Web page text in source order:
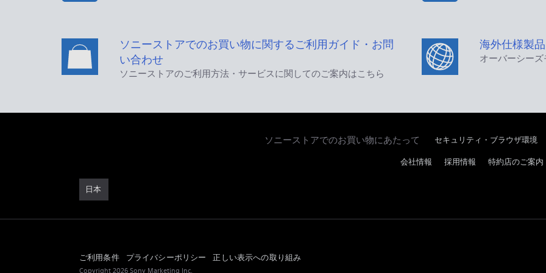
ソニーストアでのお買い物に関するご利用ガイド・お問
い合わせ
ソニーストアのご利用方法・サービスに関してのご案内はこちら
海外仕様製品
オーバーシー
ソニーストアでのお買い物にあたって セキュリティ・ブラウザ環境
日本
会社情報 採用情報 特約店のご案内
ご利用条件 プライバシーポリシー 正しい表示への取り組み
Copyright 2026 Sony Marketing Inc.